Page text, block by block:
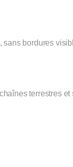
bordures
terrestres